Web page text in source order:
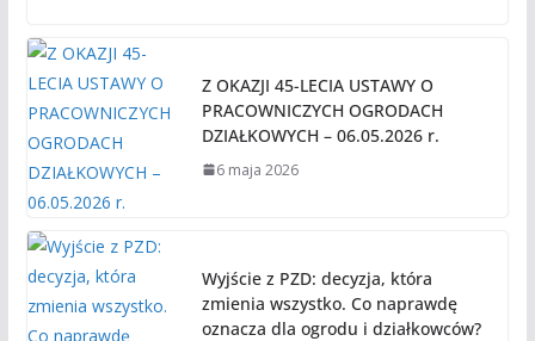
Z OKAZJI 45-LECIA USTAWY O
PRACOWNICZYCH OGRODACH
DZIAŁKOWYCH – 06.05.2026 r.
6 maja 2026
Wyjście z PZD: decyzja, która
zmienia wszystko. Co naprawdę
oznacza dla ogrodu i działkowców?